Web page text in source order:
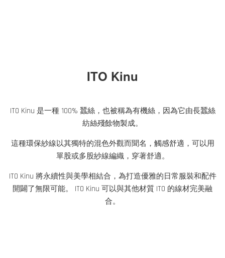
ITO Kinu
ITO Kinu 是一種 100% 蠶絲，也被稱為有機絲，因為它由長蠶絲
紡絲殘餘物製成。
這種環保紗線以其獨特的混色外觀而聞名，觸感舒適，可以用
單股或多股紗線編織，穿著舒適。
ITO Kinu 將永續性與美學相結合，為打造優雅的日常服裝和配件
開闢了無限可能。 ITO Kinu 可以與其他材質 ITO 的線材完美融
合。